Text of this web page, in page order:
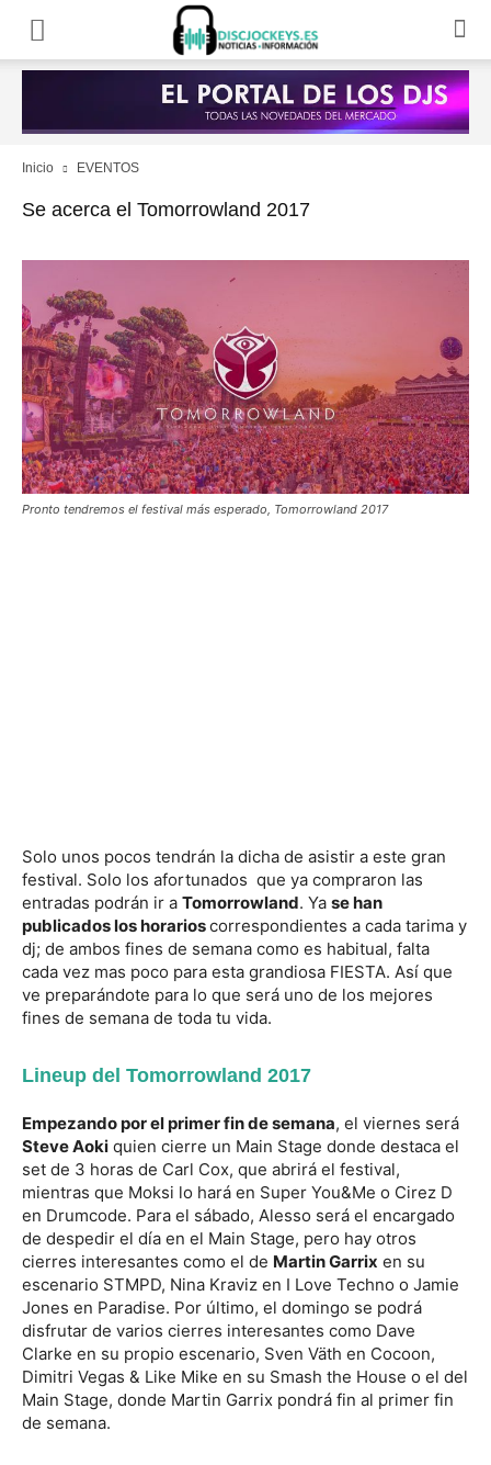
Inicio EVENTOS
Se acerca el Tomorrowland 2017
Pronto tendremos el festival más esperado, Tomorrowland 2017
Solo unos pocos tendrán la dicha de asistir a este gran
festival. Solo los afortunados que ya compraron las
entradas podrán ir a Tomorrowland. Ya se han
publicados los horarioscorrespondientes a cada tarima y
dj; de ambos fines de semana como es habitual, falta
cada vez mas poco para esta grandiosa FIESTA. Así que
ve preparándote para lo que será uno de los mejores
fines de semana de toda tu vida.
Lineup del Tomorrowland 2017
Empezando por el primer fin de semana, el viernes será
Steve Aoki quien cierre un Main Stage donde destaca el
set de 3 horas de Carl Cox, que abrirá el festival,
mientras que Moksi lo hará en Super You&Me o Cirez D
en Drumcode. Para el sábado, Alesso será el encargado
de despedir el día en el Main Stage, pero hay otros
cierres interesantes como el de Martin Garrix en su
escenario STMPD, Nina Kraviz en I Love Techno o Jamie
Jones en Paradise. Por último, el domingo se podrá
disfrutar de varios cierres interesantes como Dave
Clarke en su propio escenario, Sven Väth en Cocoon,
Dimitri Vegas & Like Mike en su Smash the House o el del
Main Stage, donde Martin Garrix pondrá fin al primer fin
de semana.